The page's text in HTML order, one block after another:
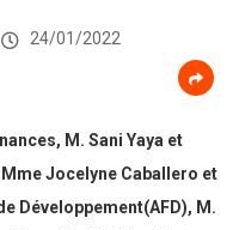
24/01/2022
M. Sani Yaya et
Jocelyne Caballero et
Développement(AFD), M.